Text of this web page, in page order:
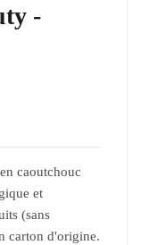
-
caoutchouc
et
(sans
carton d'origine.